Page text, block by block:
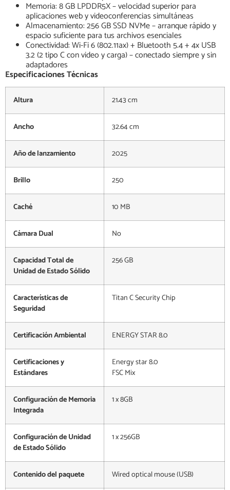
Memoria: 8 GB LPDDR5X – velocidad superior para
aplicaciones web y videoconferencias simultáneas
Almacenamiento: 256 GB SSD NVMe – arranque rápido y
espacio suficiente para tus archivos esenciales
Conectividad: Wi-Fi 6 (802.11ax) + Bluetooth 5.4 + 4x USB
3.2 (2 tipo C con video y carga) – conectado siempre y sin
adaptadores
Especificaciones Técnicas
Altura 21.43 cm
Ancho 32.64 cm
Año de lanzamiento 2025
Brillo 250
Caché 10 MB
Cámara Dual No
Capacidad Total de
Unidad de Estado Sólido
256 GB
Características de
Seguridad
Titan C Security Chip
Certificación Ambiental ENERGY STAR 8.0
Certificaciones y
Estándares
Energy star 8.0
FSC Mix
Configuración de Memoria
Integrada
1 x 8GB
Configuración de Unidad
de Estado Sólido
1 x 256GB
Contenido del paquete Wired optical mouse (USB)